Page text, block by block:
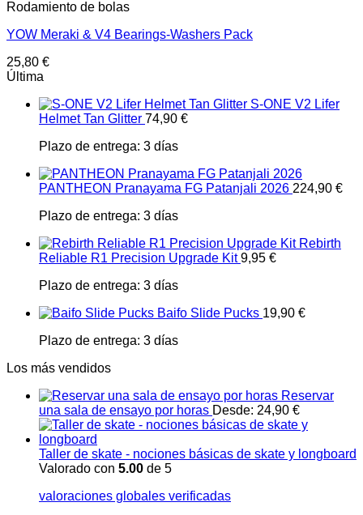
Rodamiento de bolas
YOW Meraki & V4 Bearings-Washers Pack
25,80 €
Última
S-ONE V2 Lifer
Helmet Tan Glitter 74,90 €
Plazo de entrega: 3 días
PANTHEON Pranayama FG Patanjali 2026 224,90 €
Plazo de entrega: 3 días
Rebirth
Reliable R1 Precision Upgrade Kit 9,95 €
Plazo de entrega: 3 días
Baifo Slide Pucks 19,90 €
Plazo de entrega: 3 días
Los más vendidos
Reservar
una sala de ensayo por horas Desde: 24,90 €
Taller de skate - nociones básicas de skate y longboard
Valorado con 5.00 de 5
valoraciones globales verificadas